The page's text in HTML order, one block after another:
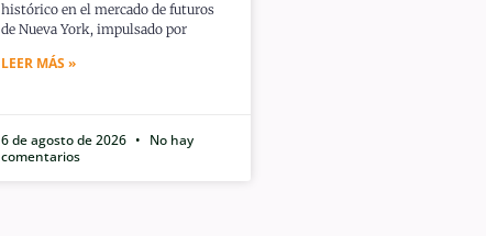
histórico en el mercado de futuros
de Nueva York, impulsado por
LEER MÁS »
6 de agosto de 2026
No hay
comentarios